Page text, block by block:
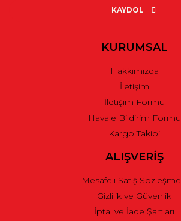
Ürün açıklamasında eksik bilgiler
Ürün fiyatı diğer sitelerden daha pahalı.
Gönder
KAYDOL
KURUMSAL
Hakkımızda
İletişim
İletişim Formu
Havale Bildirim Formu
Kargo Takibi
ALIŞVERİŞ
Mesafeli Satış
Gizlilik ve Güvenlik
İptal ve İade Şartları